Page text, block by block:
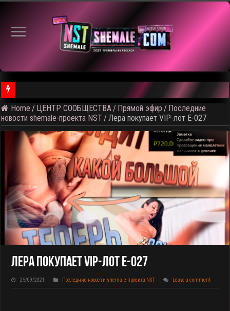
⚠️ Результаты голосования и тема следующего откртытого
Home / ЦЕНТР СООБЩЕСТВА / Прямой эфир / Последние
новости shemale-проекта NST / Лера покупает VIP-лот E-027
Лера Покупает VIP-Лот E-027
25/09/2021 Последние новости shemale-проекта NST Leave a comment